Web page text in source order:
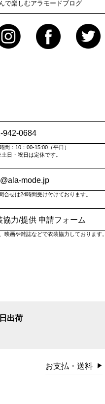
で楽しむアラモードブログ
942-0684
間：10：00-15:00（平日）
日・祝日は定休です。
mode.jp
合せは24時間受け付けております。
協力/提供 申請フォーム
映画や雑誌などで衣装協力しております。
出荷
お支払・送料